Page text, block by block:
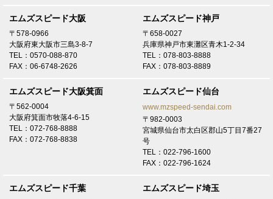
2026/7/15
大阪 T様
トヨタ VOXYにてご契約頂き有難うございます！
2026/7/15
2026/7/13
和歌山 N様
トヨタ シエンタにてご契約頂き有難うございます！
トヨタ プリウスにてご契約頂き有難うございます！
エムズスピード大阪
〒578-0966
大阪府東大阪市三島3-8-7
TEL：0570-088-870
FAX：06-6748-2626
エムズスピード神戸
〒658-0027
兵庫県神戸市東灘区青木1-2-34
TEL：078-803-8888
FAX：078-803-8889
エムズスピード大阪箕面
〒562-0004
大阪府箕面市牧落4-6-15
TEL：072-768-8888
FAX：072-768-8838
エムズスピード仙台
www.mzspeed-sendai.com
〒982-0003
宮城県仙台市太白区郡山5丁目7番27
号
TEL：022-796-1600
FAX：022-796-1624
エムズスピード千葉 エムズスピード埼玉